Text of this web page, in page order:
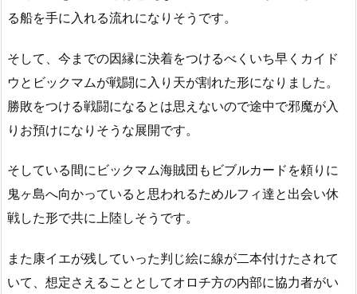
る船を手に入れる流れになりそうです。
そして、今までの因縁に決着をつけるべくいち早くカイド
ウとビックマムが戦闘に入り天が割れた形になりました。
勝敗をつける戦闘になるとは思えないので途中で邪魔が入
りお預けになりそうな展開です。
そしている間にビックマム海賊団もビブルカードを頼りに
鬼ヶ島へ向かっていると思われるためルフィ達と出会い休
戦した形で共に上陸しそうです。
また康イエが残していった判じ絵に線が二本付けたされて
いて、想定さえることとしてオロチ方の内部に協力者がい